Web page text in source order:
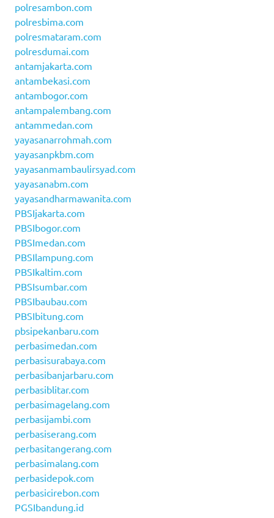
polresambon.com
polresbima.com
polresmataram.com
polresdumai.com
antamjakarta.com
antambekasi.com
antambogor.com
antampalembang.com
antammedan.com
yayasanarrohmah.com
yayasanpkbm.com
yayasanmambaulirsyad.com
yayasanabm.com
yayasandharmawanita.com
PBSIjakarta.com
PBSIbogor.com
PBSImedan.com
PBSIlampung.com
PBSIkaltim.com
PBSIsumbar.com
PBSIbaubau.com
PBSIbitung.com
pbsipekanbaru.com
perbasimedan.com
perbasisurabaya.com
perbasibanjarbaru.com
perbasiblitar.com
perbasimagelang.com
perbasijambi.com
perbasiserang.com
perbasitangerang.com
perbasimalang.com
perbasidepok.com
perbasicirebon.com
PGSIbandung.id